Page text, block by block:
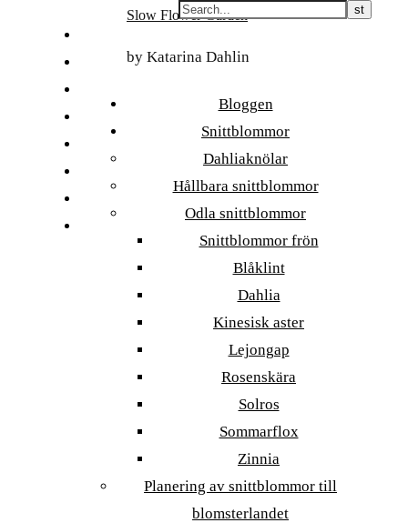
Slow Flower Garden
by Katarina Dahlin
Bloggen
Snittblommor
Dahliaknölar
Hållbara snittblommor
Odla snittblommor
Snittblommor frön
Blåklint
Dahlia
Kinesisk aster
Lejongap
Rosenskära
Solros
Sommarflox
Zinnia
Planering av snittblommor till
blomsterlandet